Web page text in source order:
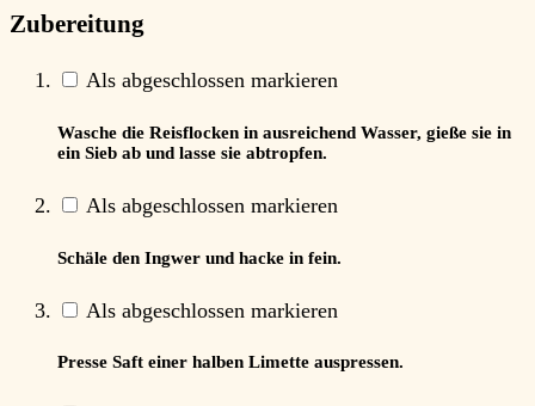
Zubereitung
Als abgeschlossen markieren
Wasche die Reisflocken in ausreichend Wasser, gieße sie in
ein Sieb ab und lasse sie abtropfen.
Als abgeschlossen markieren
Schäle den Ingwer und hacke in fein.
Als abgeschlossen markieren
Presse Saft einer halben Limette auspressen.